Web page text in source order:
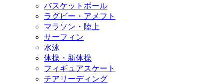
バスケットボール
ラグビー・アメフト
マラソン・陸上
サーフィン
水泳
体操・新体操
フィギュアスケート
チアリーディング